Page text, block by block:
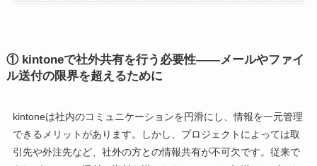
① kintoneで社外共有を行う必要性――メールやファイ
ル送付の限界を超えるために
kintoneは社内のコミュニケーションを円滑にし、情報を一元管理
できるメリットがあります。しかし、プロジェクトによっては取
引先や外注先など、社外の方との情報共有が不可欠です。従来で